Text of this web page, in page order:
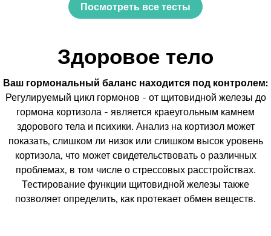
Посмотреть все тесты
Здоровое тело
Ваш гормональный баланс находится под контролем:
Регулируемый цикл гормонов - от щитовидной железы до
гормона кортизола - является краеугольным камнем
здорового тела и психики. Анализ на кортизол может
показать, слишком ли низок или слишком высок уровень
кортизола, что может свидетельствовать о различных
проблемах, в том числе о стрессовых расстройствах.
Тестирование функции щитовидной железы также
позволяет определить, как протекает обмен веществ.